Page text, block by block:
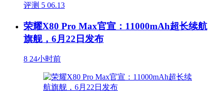
评测 5 06.13
荣耀X80 Pro Max官宣：11000mAh超长续航
旗舰，6月22日发布
8 24小时前